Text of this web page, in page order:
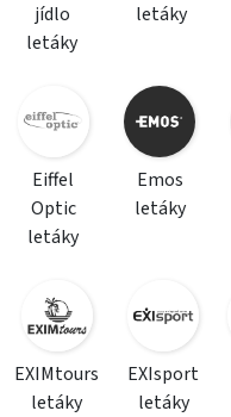
jídlo
letáky
letáky
Eiffel
Optic
letáky
Emos
letáky
EXIMtours
letáky
EXIsport
letáky